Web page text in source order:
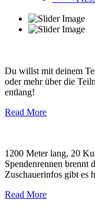
Du willst mit deinem
oder mehr über die
entlang!
Read More
1200 Meter lang, 20
Spendenrennen brennt
Zuschauerinfos gibt es
Read More